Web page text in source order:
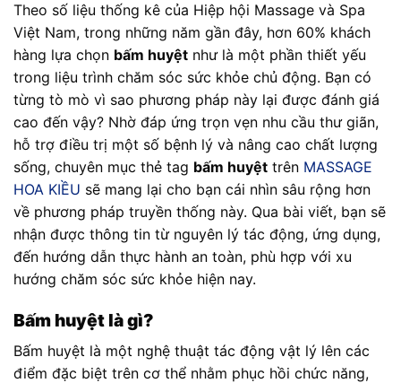
Theo số liệu thống kê của Hiệp hội Massage và Spa
Việt Nam, trong những năm gần đây, hơn 60% khách
hàng lựa chọn bấm huyệt như là một phần thiết yếu
trong liệu trình chăm sóc sức khỏe chủ động. Bạn có
từng tò mò vì sao phương pháp này lại được đánh giá
cao đến vậy? Nhờ đáp ứng trọn vẹn nhu cầu thư giãn,
hỗ trợ điều trị một số bệnh lý và nâng cao chất lượng
sống, chuyên mục thẻ tag bấm huyệt trên MASSAGE
HOA KIỀU sẽ mang lại cho bạn cái nhìn sâu rộng hơn
về phương pháp truyền thống này. Qua bài viết, bạn sẽ
nhận được thông tin từ nguyên lý tác động, ứng dụng,
đến hướng dẫn thực hành an toàn, phù hợp với xu
hướng chăm sóc sức khỏe hiện nay.
Bấm huyệt là gì?
Bấm huyệt là một nghệ thuật tác động vật lý lên các
điểm đặc biệt trên cơ thể nhằm phục hồi chức năng,